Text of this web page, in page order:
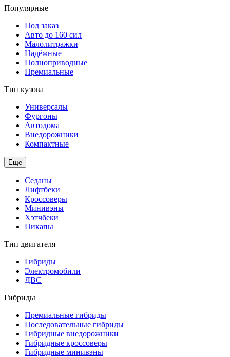
Популярные
Под заказ
Авто до 160 сил
Малолитражки
Надёжные
Полноприводные
Премиальные
Тип кузова
Универсалы
Фургоны
Автодома
Внедорожники
Компактные
Ещё
Седаны
Лифтбеки
Кроссоверы
Минивэны
Хэтчбеки
Пикапы
Тип двигателя
Гибриды
Электромобили
ДВС
Гибриды
Премиальные гибриды
Последовательные гибриды
Гибридные внедорожники
Гибридные кроссоверы
Гибридные минивэны